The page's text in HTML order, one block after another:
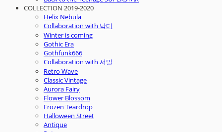
COLLECTION 2019-2020
Helix Nebula
Collaboration with 낙디
Winter is coming
Gothic Era
Gothfunk666
Collaboration with 서밀
Retro Wave
Classic Vintage
Aurora Fairy
Flower Blossom
Frozen Teardrop
Halloween Street
Antique